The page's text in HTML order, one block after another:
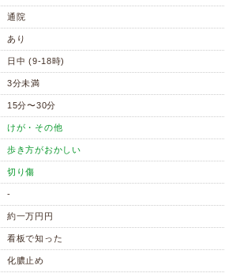
通院
あり
日中 (9-18時)
3分未満
15分〜30分
けが・その他
歩き方がおかしい
切り傷
-
約一万円円
看板で知った
化膿止め